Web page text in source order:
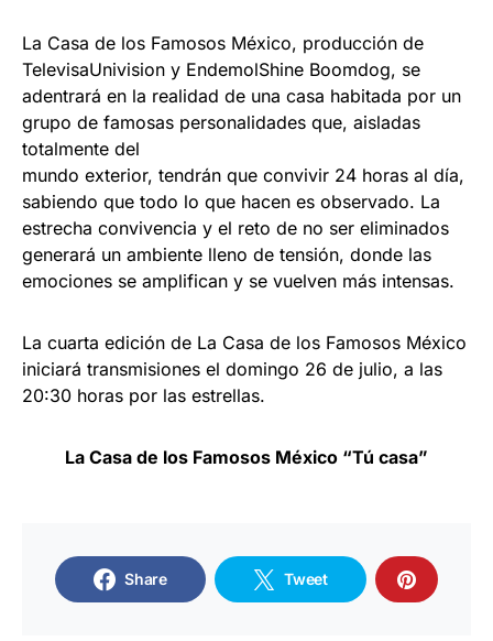
La Casa de los Famosos México, producción de
TelevisaUnivision y EndemolShine Boomdog, se
adentrará en la realidad de una casa habitada por un
grupo de famosas personalidades que, aisladas
totalmente del
mundo exterior, tendrán que convivir 24 horas al día,
sabiendo que todo lo que hacen es observado. La
estrecha convivencia y el reto de no ser eliminados
generará un ambiente lleno de tensión, donde las
emociones se amplifican y se vuelven más intensas.
La cuarta edición de La Casa de los Famosos México
iniciará transmisiones el domingo 26 de julio, a las
20:30 horas por las estrellas.
La Casa de los Famosos México “Tú casa”
Share Tweet